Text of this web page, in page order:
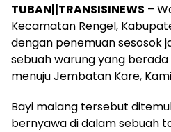
TUBAN||TRANSISINEWS –
Kecamatan Rengel,
dengan penemuan sesosok
sebuah warung yang berada
menuju Jembatan Kare,
Bayi malang tersebut
bernyawa di dalam sebuah